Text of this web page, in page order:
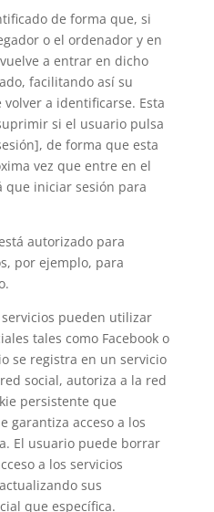
de forma que, si
o el ordenador y en
a entrar en dicho
facilitando así su
a identificarse. Esta
si el usuario pulsa
de forma que esta
vez que entre en el
que iniciar sesión para
autorizado para
por ejemplo, para
pueden utilizar
tales como Facebook o
se registra en un servicio
social, autoriza a la red
persistente que
garantiza acceso a los
El usuario puede borrar
a los servicios
sus
que específica.